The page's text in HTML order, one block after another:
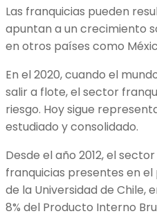
Las franquicias pueden
apuntan a un crecimiento
en otros países como
En el 2020, cuando el
salir a flote, el sector
riesgo. Hoy sigue
estudiado y consolidado.
Desde el año 2012, el
franquicias presentes en el
de la Universidad de Chile,
8% del Producto Interno